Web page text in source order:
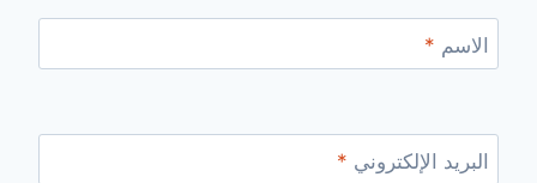
الاسم *
البريد الإلكتروني *